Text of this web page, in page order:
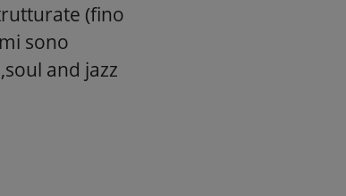
(fino
sono
and jazz